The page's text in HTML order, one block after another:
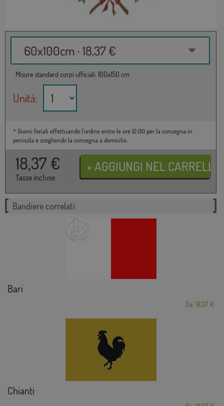
60x100cm · 18,37 €
Misure standard corpi ufficiali: 100x150 cm
Unità:
* Giorni feriali effettuando l'ordine entro le ore 12:00 per la consegna in
penisola e scegliendo la consegna a domicilio.
18,37 €
Tasse incluse
Bandiere correlati
Bari
Da: 18,37 €
Chianti